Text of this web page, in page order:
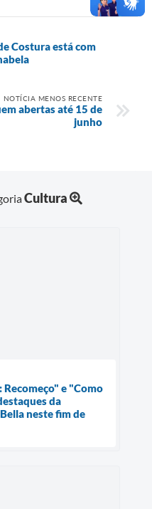
Costura está com
NOTÍCIA MENOS RECENTE
abertas até 15 de
junho
Cultura
e "Como
da
neste fim de